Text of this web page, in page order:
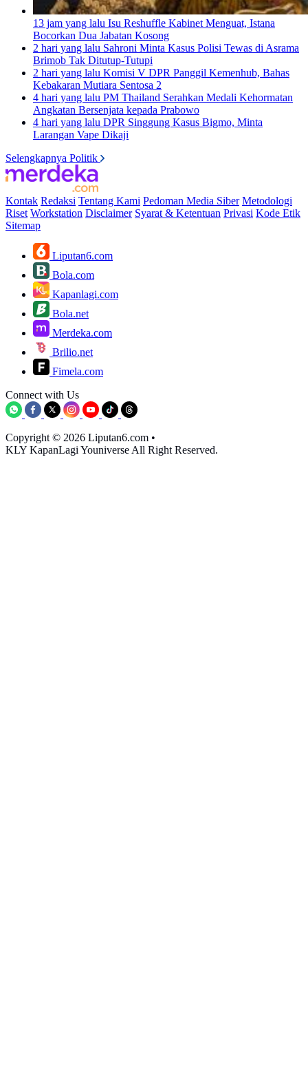
13 jam yang lalu Isu Reshuffle Kabinet Menguat, Istana
Bocorkan Dua Jabatan Kosong
2 hari yang lalu Sahroni Minta Kasus Polisi Tewas di Asrama
Brimob Tak Ditutup-Tutupi
2 hari yang lalu Komisi V DPR Panggil Kemenhub, Bahas
Kebakaran Mutiara Sentosa 2
4 hari yang lalu PM Thailand Serahkan Medali Kehormatan
Angkatan Bersenjata kepada Prabowo
4 hari yang lalu DPR Singgung Kasus Bigmo, Minta
Larangan Vape Dikaji
Selengkapnya Politik
Kontak Redaksi Tentang Kami Pedoman Media Siber Metodologi
Riset Workstation Disclaimer Syarat & Ketentuan Privasi Kode Etik
Sitemap
Liputan6.com
Bola.com
Kapanlagi.com
Bola.net
Merdeka.com
Brilio.net
Fimela.com
Connect with Us
Copyright © 2026 Liputan6.com •
KLY KapanLagi Youniverse All Right Reserved.